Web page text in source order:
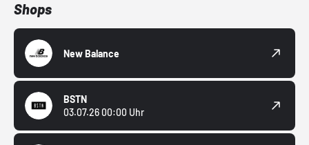
Shops
New Balance
BSTN
03.07.26 00:00 Uhr